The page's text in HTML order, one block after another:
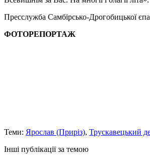
Пресслужба Самбірсько-Дрогобицької
ФОТОРЕПОРТАЖ
Теми: Ярослав (Приріз), Трускавецький
Інші публікації за темою